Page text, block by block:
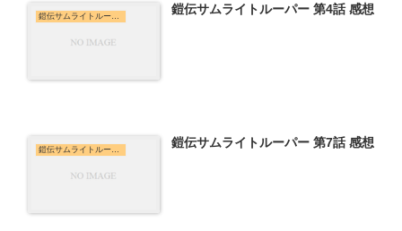
鎧伝サムライトルーパー 鎧伝サムライトルーパー 第4話 感想
鎧伝サムライトルーパー 鎧伝サムライトルーパー 第7話 感想